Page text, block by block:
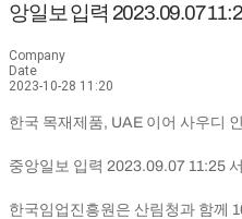
앙일보 입력 2023.09.07
Company
Date
2023-10-28 11:20
한국 목재제품, UAE 이어 사우디
중앙일보 입력 2023.09.07 11:25
한국임업진흥원은 산림청과 함께